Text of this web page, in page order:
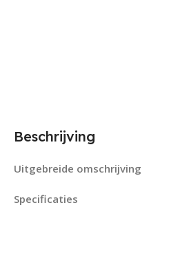
Beschrijving
Uitgebreide omschrijving
Specificaties